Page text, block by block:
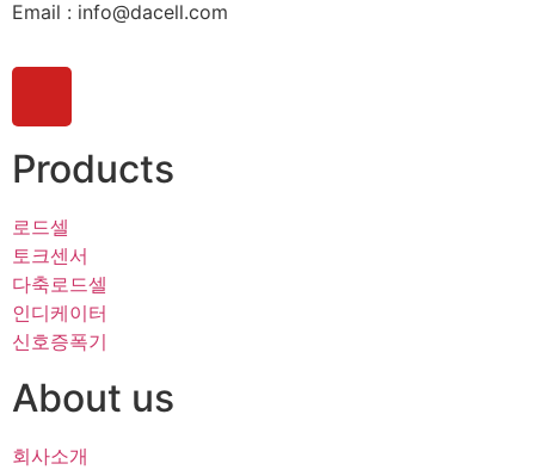
Email : info@dacell.com
Products
로드셀
토크센서
다축로드셀
인디케이터
신호증폭기
About us
회사소개